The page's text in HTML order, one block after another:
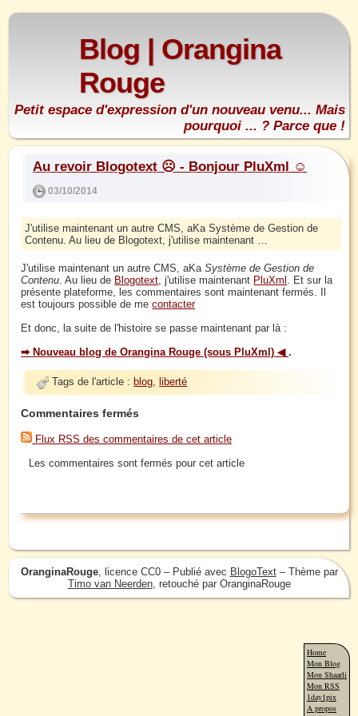
Blog | Orangina
Rouge
Petit espace d'expression d'un nouveau venu... Mais
pourquoi ... ? Parce que !
Au revoir Blogotext ☹ - Bonjour PluXml ☺
03/10/2014
J'utilise maintenant un autre CMS, aKa Système de Gestion de
Contenu. Au lieu de Blogotext, j'utilise maintenant …
J'utilise maintenant un autre CMS, aKaSystème de Gestion de
Contenu. Au lieu de Blogotext, j'utilise maintenant PluXml . Et sur la
présente plateforme, les commentaires sont maintenant fermés. Il
est toujours possible de mecontacter
Et donc, la suite de l'histoire se passe maintenant par là :
➡ Nouveau blog de Orangina Rouge (sous PluXml) ◀.
Tags de l'article : blog, liberté
Commentaires fermés
Flux RSS des commentaires de cet article
Les commentaires sont fermés pour cet article
OranginaRouge, licence CC0 – Publié avec BlogoText– Thème par
Timo van Neerden, retouché par OranginaRouge
Home
Mon Blog
Mon Shaarli
Mon RSS
1day1pix
A propos